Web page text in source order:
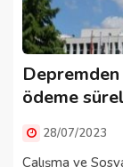
ödeme
28/07/2023
Çalışma ve